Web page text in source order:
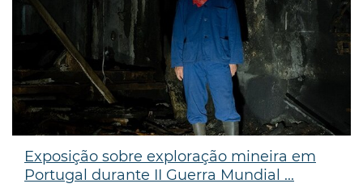
Exposição sobre exploração mineira em
Portugal durante II Guerra Mundial ...